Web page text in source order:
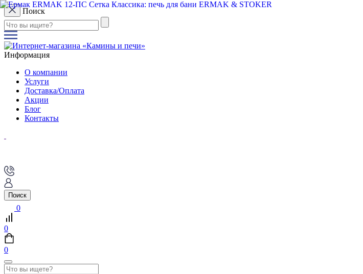
Поиск
Информация
О компании
Услуги
Доставка/Оплата
Акции
Блог
Контакты
Поиск
0
0
0